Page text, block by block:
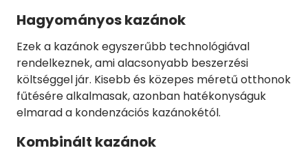
Hagyományos kazánok
Ezek a kazánok egyszerűbb technológiával
rendelkeznek, ami alacsonyabb beszerzési
költséggel jár. Kisebb és közepes méretű otthonok
fűtésére alkalmasak, azonban hatékonyságuk
elmarad a kondenzációs kazánokétól.
Kombinált kazánok